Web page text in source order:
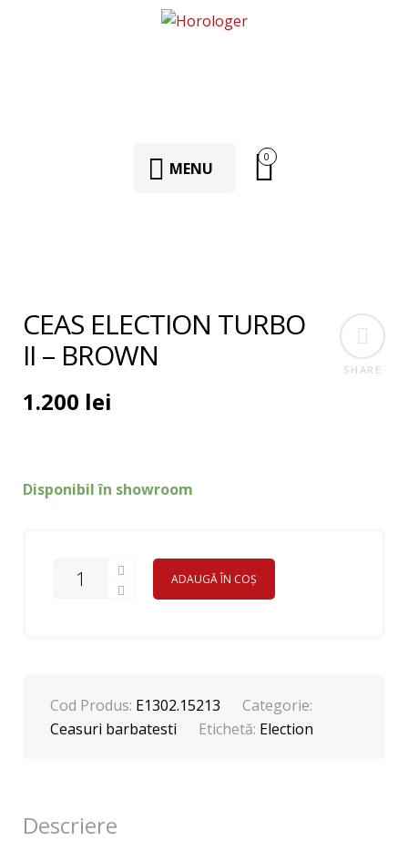
MENU
0
SHARE
CEAS ELECTION TURBO
II – BROWN
1.200 lei
Disponibil în showroom
ADAUGĂ ÎN COȘ
Cod Produs: E1302.15213
Categorie:
Ceasuri barbatesti
Etichetă: Election
Descriere